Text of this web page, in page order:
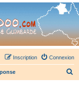
la communauté.
Connexion
Inscription